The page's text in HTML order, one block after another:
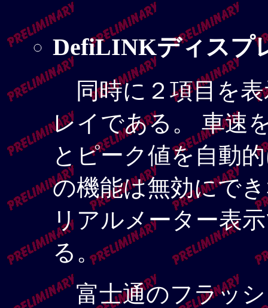
DefiLINKディスプ
同時に２項目を
レイである。 車速
とピーク値を自動
の機能は無効にで
リアルメーター表
る。
富士通のフラッシ